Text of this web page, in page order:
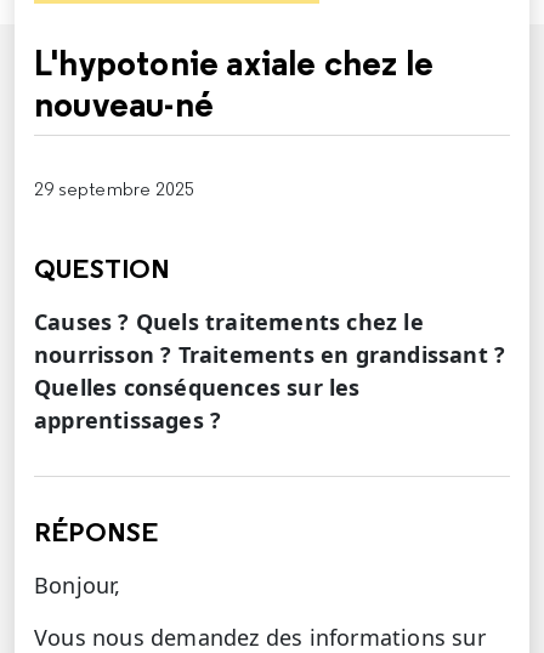
L'hypotonie axiale chez le
nouveau-né
29 septembre 2025
QUESTION
Causes ? Quels traitements chez le
nourrisson ? Traitements en grandissant ?
Quelles conséquences sur les
apprentissages ?
RÉPONSE
Bonjour,
Vous nous demandez des informations sur